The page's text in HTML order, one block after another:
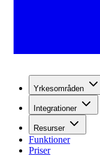
Yrkesområden
Integrationer
Resurser
Funktioner
Priser